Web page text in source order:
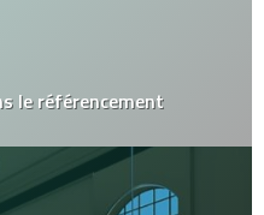
le référencement